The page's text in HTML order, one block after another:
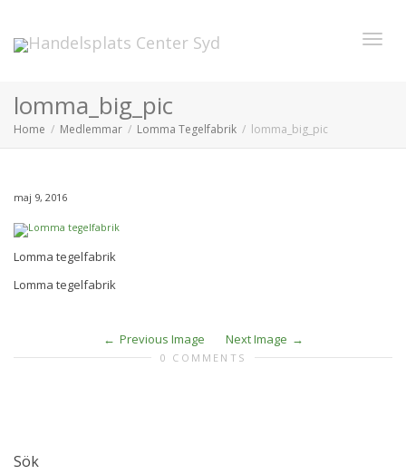
lomma_big_pic
Home Medlemmar Lomma Tegelfabrik lomma_big_pic
maj 9, 2016
Lomma tegelfabrik
Lomma tegelfabrik
Previous Image Next Image
0 COMMENTS
Sök